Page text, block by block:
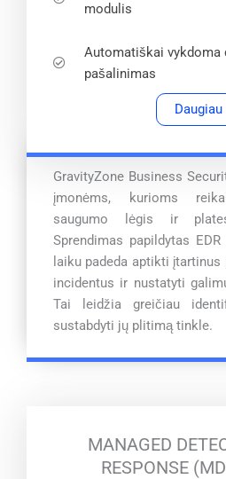
modulis
Automatiškai vykdoma
pašalinimas
Daugiau
GravityZone Business
įmonėms, kurioms
saugumo lėgis ir
Sprendimas papildytas
laiku padeda aptikti
incidentus ir nustatyti
Tai leidžia greičiau
sustabdyti jų plitimą tinkle.
MANAGED
RESPONSE